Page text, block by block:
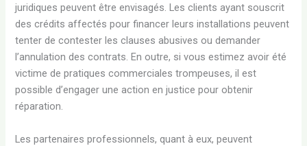
juridiques peuvent être envisagés. Les clients ayant souscrit
des crédits affectés pour financer leurs installations peuvent
tenter de contester les clauses abusives ou demander
l’annulation des contrats. En outre, si vous estimez avoir été
victime de pratiques commerciales trompeuses, il est
possible d’engager une action en justice pour obtenir
réparation.
Les partenaires professionnels, quant à eux, peuvent